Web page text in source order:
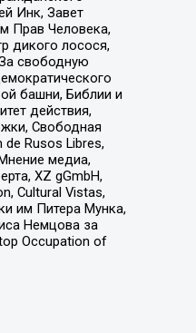
Инк, Завет
Прав Человека,
дикого лосося,
свободную
башни, Библии и
действия,
Свободная
Rusos Libres,
медиа,
XZ gGmbH,
Cultural Vistas,
им Питера Мунка,
Немцова за
Occupation of